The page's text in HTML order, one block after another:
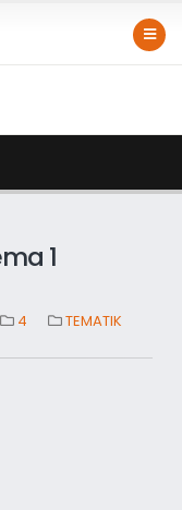
1
4 TEMATIK